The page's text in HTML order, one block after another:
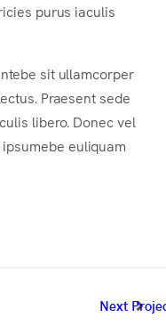
purus iaculis
sit ullamcorper
Praesent sede
libero. Donec vel
euliquam
Next